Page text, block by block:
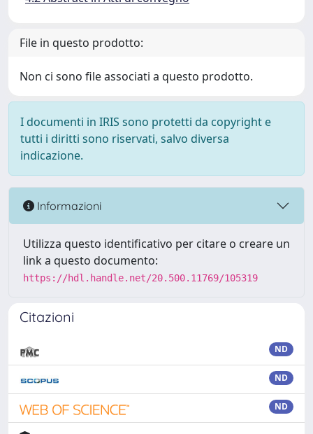
File in questo prodotto:
Non ci sono file associati a questo prodotto.
I documenti in IRIS sono protetti da copyright e
tutti i diritti sono riservati, salvo diversa
indicazione.
Informazioni
Utilizza questo identificativo per citare o creare un
link a questo documento:
https://hdl.handle.net/20.500.11769/105319
Citazioni
ND
ND
ND